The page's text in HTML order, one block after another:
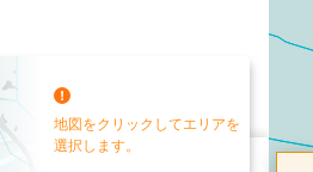
地図をクリックしてエリアを
選択します。